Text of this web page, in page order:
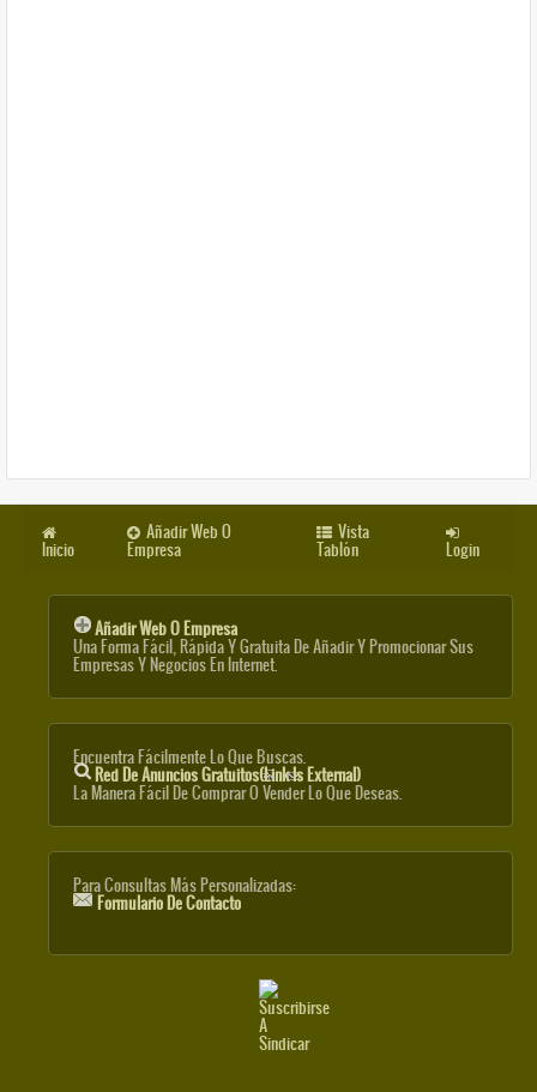
Inicio
Añadir Web O
Empresa
Vista
Tablón Login
Añadir Web O Empresa
Una Forma Fácil, Rápida Y Gratuita De Añadir Y Promocionar Sus
Empresas Y Negocios En Internet.
Encuentra Fácilmente Lo Que Buscas.
Red De Anuncios Gratuitos(link Is External)
La Manera Fácil De Comprar O Vender Lo Que Deseas.
Para Consultas Más Personalizadas:
Formulario De Contacto